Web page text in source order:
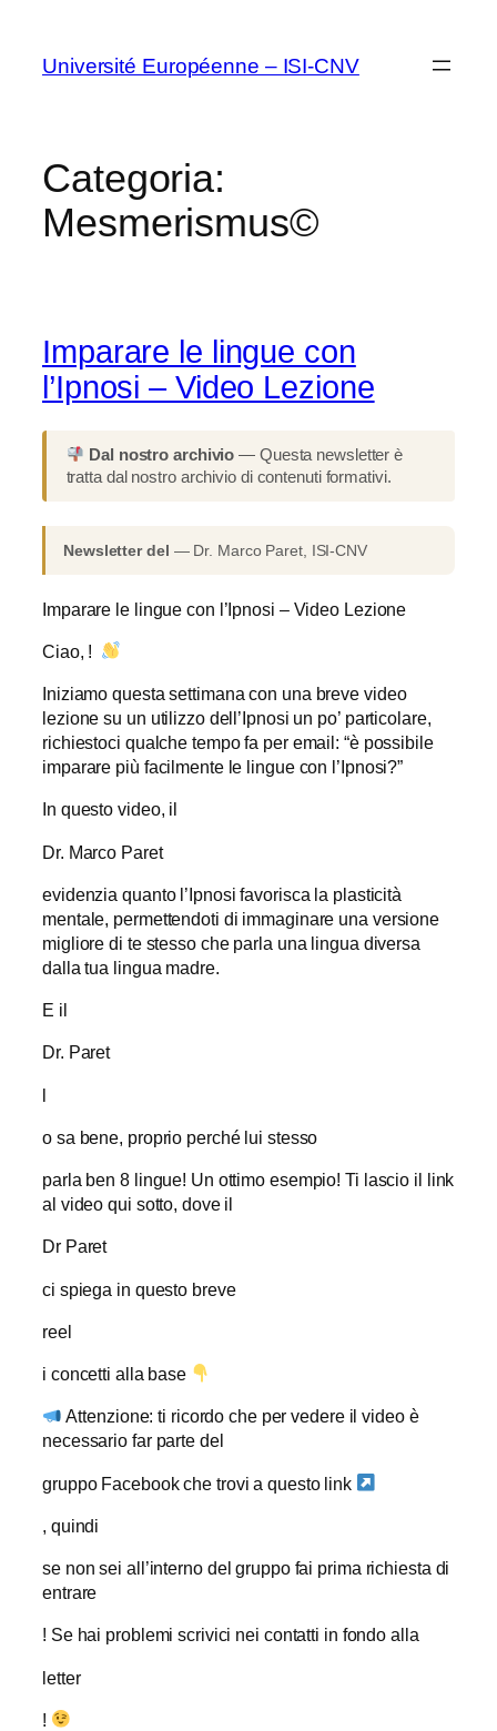
contenuto
Université Européenne – ISI-CNV
Categoria:
Mesmerismus©
Imparare le lingue con
l’Ipnosi – Video Lezione
Dal nostro archivio — Questa newsletter è
tratta dal nostro archivio di contenuti formativi.
Newsletter del — Dr. Marco Paret, ISI-CNV
Imparare le lingue con l’Ipnosi – Video Lezione
Ciao, !
Iniziamo questa settimana con una breve video
lezione su un utilizzo dell’Ipnosi un po’ particolare,
richiestoci qualche tempo fa per email: “è possibile
imparare più facilmente le lingue con l’Ipnosi?”
In questo video, il
Dr. Marco Paret
evidenzia quanto l’Ipnosi favorisca la plasticità
mentale, permettendoti di immaginare una versione
migliore di te stesso che parla una lingua diversa
dalla tua lingua madre.
E il
Dr. Paret
l
o sa bene, proprio perché lui stesso
parla ben 8 lingue! Un ottimo esempio! Ti lascio il link
al video qui sotto, dove il
Dr Paret
ci spiega in questo breve
reel
i concetti alla base
Attenzione: ti ricordo che per vedere il video è
necessario far parte del
gruppo Facebook che trovi a questo link
, quindi
se non sei all’interno del gruppo fai prima richiesta di
entrare
! Se hai problemi scrivici nei contatti in fondo alla
letter
!